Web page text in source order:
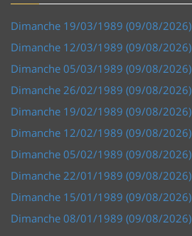
Dimanche 19/03/1989 (09/08/2026)
Dimanche 12/03/1989 (09/08/2026)
Dimanche 05/03/1989 (09/08/2026)
Dimanche 26/02/1989 (09/08/2026)
Dimanche 19/02/1989 (09/08/2026)
Dimanche 12/02/1989 (09/08/2026)
Dimanche 05/02/1989 (09/08/2026)
Dimanche 22/01/1989 (09/08/2026)
Dimanche 15/01/1989 (09/08/2026)
Dimanche 08/01/1989 (09/08/2026)